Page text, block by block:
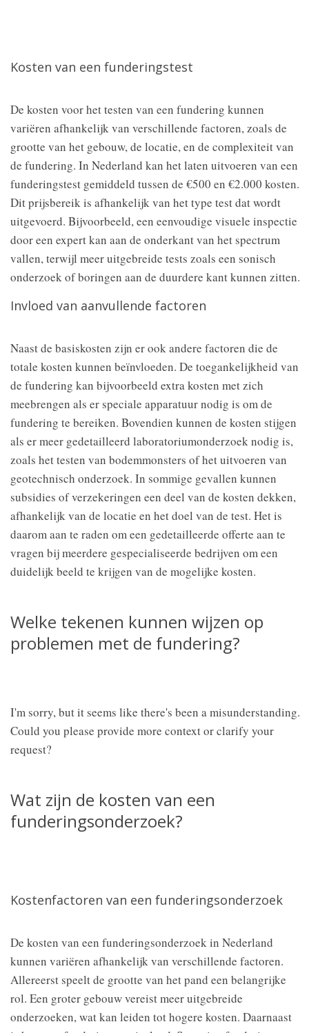
Kosten van een funderingstest
De kosten voor het testen van een fundering kunnen
variëren afhankelijk van verschillende factoren, zoals de
grootte van het gebouw, de locatie, en de complexiteit van
de fundering. In Nederland kan het laten uitvoeren van een
funderingstest gemiddeld tussen de €500 en €2.000 kosten.
Dit prijsbereik is afhankelijk van het type test dat wordt
uitgevoerd. Bijvoorbeeld, een eenvoudige visuele inspectie
door een expert kan aan de onderkant van het spectrum
vallen, terwijl meer uitgebreide tests zoals een sonisch
onderzoek of boringen aan de duurdere kant kunnen zitten.
Invloed van aanvullende factoren
Naast de basiskosten zijn er ook andere factoren die de
totale kosten kunnen beïnvloeden. De toegankelijkheid van
de fundering kan bijvoorbeeld extra kosten met zich
meebrengen als er speciale apparatuur nodig is om de
fundering te bereiken. Bovendien kunnen de kosten stijgen
als er meer gedetailleerd laboratoriumonderzoek nodig is,
zoals het testen van bodemmonsters of het uitvoeren van
geotechnisch onderzoek. In sommige gevallen kunnen
subsidies of verzekeringen een deel van de kosten dekken,
afhankelijk van de locatie en het doel van de test. Het is
daarom aan te raden om een gedetailleerde offerte aan te
vragen bij meerdere gespecialiseerde bedrijven om een
duidelijk beeld te krijgen van de mogelijke kosten.
Welke tekenen kunnen wijzen op
problemen met de fundering?
I'm sorry, but it seems like there's been a misunderstanding.
Could you please provide more context or clarify your
request?
Wat zijn de kosten van een
funderingsonderzoek?
Kostenfactoren van een funderingsonderzoek
De kosten van een funderingsonderzoek in Nederland
kunnen variëren afhankelijk van verschillende factoren.
Allereerst speelt de grootte van het pand een belangrijke
rol. Een groter gebouw vereist meer uitgebreide
onderzoeken, wat kan leiden tot hogere kosten. Daarnaast